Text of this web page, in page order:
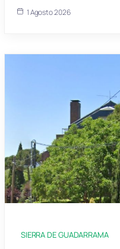
1 Agosto 2026
SIERRA DE GUADARRAMA